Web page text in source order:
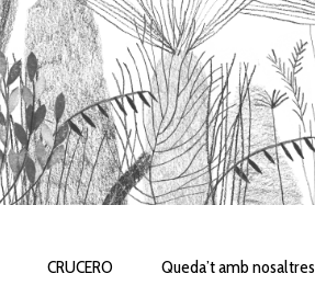
CRUCERO Queda’t amb nosaltres